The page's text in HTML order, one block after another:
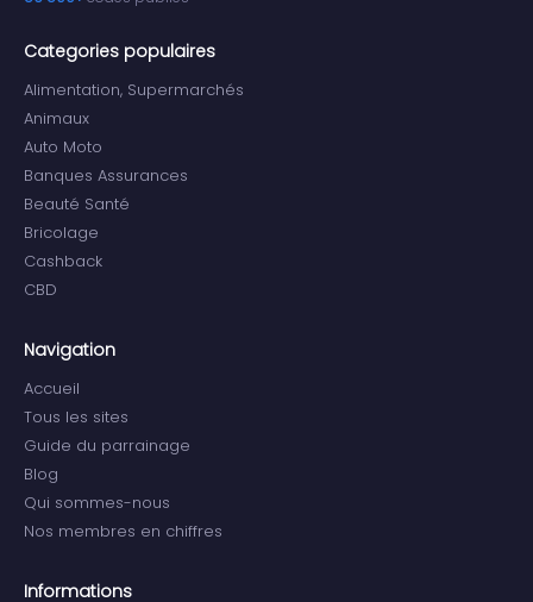
Categories populaires
Alimentation, Supermarchés
Animaux
Auto Moto
Banques Assurances
Beauté Santé
Bricolage
Cashback
CBD
Navigation
Accueil
Tous les sites
Guide du parrainage
Blog
Qui sommes-nous
Nos membres en chiffres
Informations